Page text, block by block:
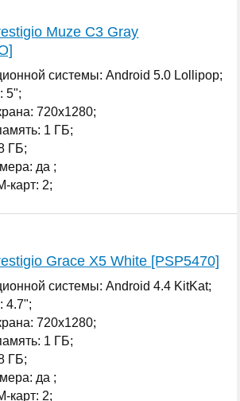
Muze C3 Gray
системы: Android 5.0 Lollipop;
5";
720x1280;
1 ГБ;
ГБ;
да ;
карт: 2;
Grace X5 White [PSP5470]
системы: Android 4.4 KitKat;
4.7";
720x1280;
1 ГБ;
ГБ;
да ;
карт: 2;